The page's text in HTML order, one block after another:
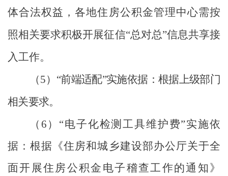
体合法权益，各地住房公积金管理中心需按
照相关要求积极开展征信“总对总”信息共享接
入工作。
（5） “前端适配”实施依据： 根据上级部门
相关要求。
（ 6 ） “电子化检测工具维护费”实施依
据：根据《住房和城乡建设部办公厅关于全
面开展住房公积金电子稽查工作的通知》